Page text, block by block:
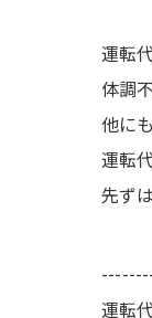
運転
体調
他に
運転
先ず
運転